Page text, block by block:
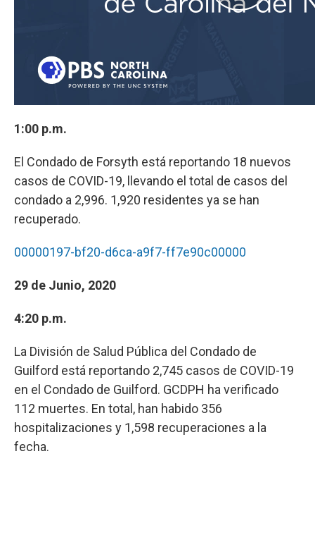
1:00 p.m.
El Condado de Forsyth está reportando 18 nuevos
casos de COVID-19, llevando el total de casos del
condado a 2,996. 1,920 residentes ya se han
recuperado.
00000197-bf20-d6ca-a9f7-ff7e90c00000
29 de Junio, 2020
4:20 p.m.
La División de Salud Pública del Condado de
Guilford está reportando 2,745 casos de COVID-19
en el Condado de Guilford. GCDPH ha verificado
112 muertes. En total, han habido 356
hospitalizaciones y 1,598 recuperaciones a la
fecha.